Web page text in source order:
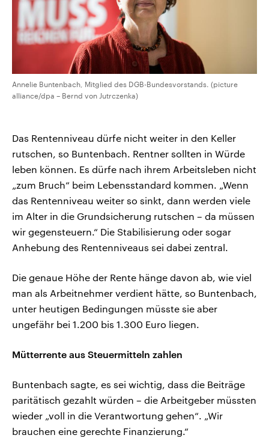
Annelie Buntenbach, Mitglied des DGB-Bundesvorstands. (picture
alliance/dpa – Bernd von Jutrczenka)
Das Rentenniveau dürfe nicht weiter in den Keller
rutschen, so Buntenbach. Rentner sollten in Würde
leben können. Es dürfe nach ihrem Arbeitsleben nicht
„zum Bruch“ beim Lebensstandard kommen. „Wenn
das Rentenniveau weiter so sinkt, dann werden viele
im Alter in die Grundsicherung rutschen – da müssen
wir gegensteuern.“ Die Stabilisierung oder sogar
Anhebung des Rentenniveaus sei dabei zentral.
Die genaue Höhe der Rente hänge davon ab, wie viel
man als Arbeitnehmer verdient hätte, so Buntenbach,
unter heutigen Bedingungen müsste sie aber
ungefähr bei 1.200 bis 1.300 Euro liegen.
Mütterrente aus Steuermitteln zahlen
Buntenbach sagte, es sei wichtig, dass die Beiträge
paritätisch gezahlt würden – die Arbeitgeber müssten
wieder „voll in die Verantwortung gehen“. „Wir
brauchen eine gerechte Finanzierung.“